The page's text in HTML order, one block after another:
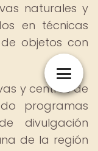
naturales y
en técnicas
objetos con
y centros de
programas
divulgación
de la región